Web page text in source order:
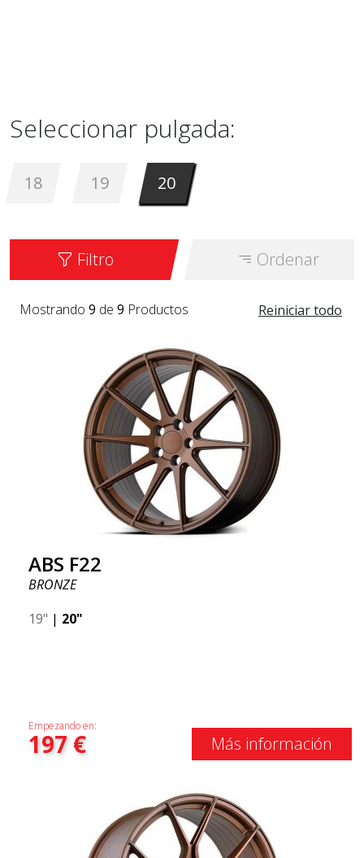
Seleccionar pulgada:
18 19 20
Filtro Ordenar
Reiniciar todo
Mostrando 9 de 9 Productos
ABS F22
BRONZE
19" | 20"
Empezando en:
197€ Más información